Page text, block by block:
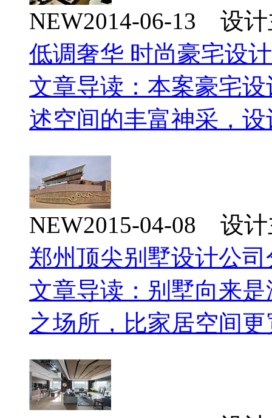
NEW2014-06-13 设
低调奢华 时尚豪宅设
文章导读：本案豪宅
述空间的丰富神采，
NEW2015-04-08 设
郑州顶尖别墅设计公
文章导读：别墅向来
之场所，比家居空间